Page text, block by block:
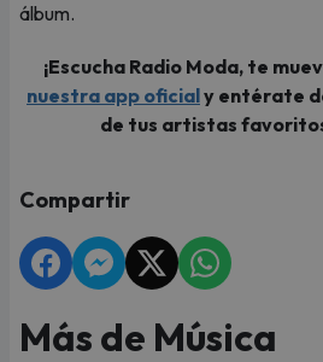
álbum.
¡Escucha Radio Moda, te
nuestra app oficialy entérate
de tus artistas
Compartir
Más de Música